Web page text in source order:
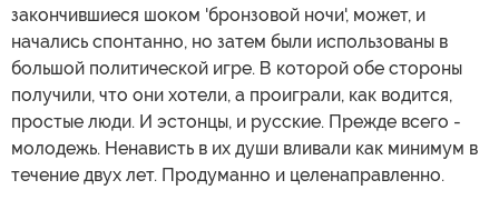
закончившиеся шоком 'бронзовой ночи', может, и
начались спонтанно, но затем были использованы в
большой политической игре. В которой обе стороны
получили, что они хотели, а проиграли, как водится,
простые люди. И эстонцы, и русские. Прежде всего -
молодежь. Ненависть в их души вливали как минимум в
течение двух лет. Продуманно и целенаправленно.